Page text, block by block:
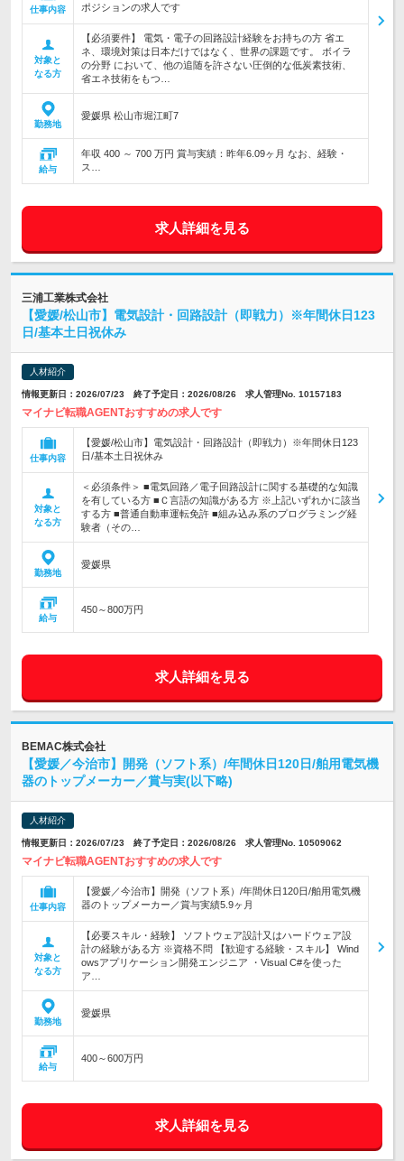
仕事内容
ポジションの求人です
対象と
なる方
【必須要件】 電気・電子の回路設計経験をお持ちの方 省エ
ネ、環境対策は日本だけではなく、世界の課題です。 ボイラ
の分野 において、他の追随を許さない圧倒的な低炭素技術、
省エネ技術をもつ…
勤務地
愛媛県 松山市堀江町7
給与
年収 400 ～ 700 万円 賞与実績：昨年6.09ヶ月 なお、経験・
ス…
求人詳細を見る
三浦工業株式会社
【愛媛/松山市】電気設計・回路設計（即戦力）※年間休日123
日/基本土日祝休み
人材紹介
情報更新日：2026/07/23 終了予定日：2026/08/26 求人管理No. 10157183
マイナビ転職AGENTおすすめの求人です
仕事内容
【愛媛/松山市】電気設計・回路設計（即戦力）※年間休日123
日/基本土日祝休み
対象と
なる方
＜必須条件＞ ■電気回路／電子回路設計に関する基礎的な知識
を有している方 ■Ｃ言語の知識がある方 ※上記いずれかに該当
する方 ■普通自動車運転免許 ■組み込み系のプログラミング経
験者（その…
勤務地
愛媛県
給与
450～800万円
求人詳細を見る
BEMAC株式会社
【愛媛／今治市】開発（ソフト系）/年間休日120日/舶用電気機
器のトップメーカー／賞与実(以下略)
人材紹介
情報更新日：2026/07/23 終了予定日：2026/08/26 求人管理No. 10509062
マイナビ転職AGENTおすすめの求人です
仕事内容
【愛媛／今治市】開発（ソフト系）/年間休日120日/舶用電気機
器のトップメーカー／賞与実績5.9ヶ月
対象と
なる方
【必要スキル・経験】 ソフトウェア設計又はハードウェア設
計の経験がある方 ※資格不問 【歓迎する経験・スキル】 Wind
owsアプリケーション開発エンジニア ・Visual C#を使った
ア…
勤務地
愛媛県
給与
400～600万円
求人詳細を見る